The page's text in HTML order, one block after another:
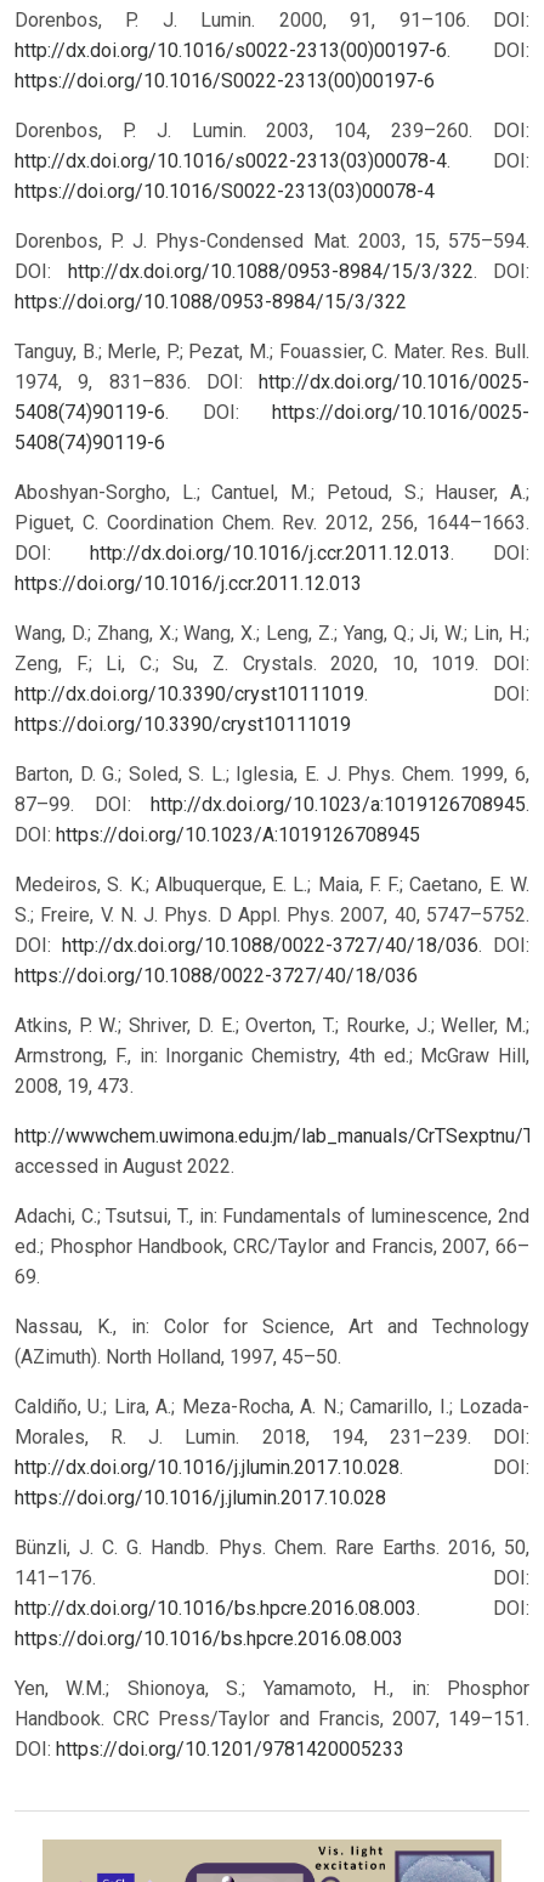
Dorenbos, P. J. Lumin. 2000, 91, 91–106. DOI:
http://dx.doi.org/10.1016/s0022-2313(00)00197-6. DOI:
https://doi.org/10.1016/S0022-2313(00)00197-6
Dorenbos, P. J. Lumin. 2003, 104, 239–260. DOI:
http://dx.doi.org/10.1016/s0022-2313(03)00078-4. DOI:
https://doi.org/10.1016/S0022-2313(03)00078-4
Dorenbos, P. J. Phys-Condensed Mat. 2003, 15, 575–594.
DOI: http://dx.doi.org/10.1088/0953-8984/15/3/322. DOI:
https://doi.org/10.1088/0953-8984/15/3/322
Tanguy, B.; Merle, P.; Pezat, M.; Fouassier, C. Mater. Res. Bull.
1974, 9, 831–836. DOI: http://dx.doi.org/10.1016/0025-
5408(74)90119-6. DOI: https://doi.org/10.1016/0025-
5408(74)90119-6
Aboshyan-Sorgho, L.; Cantuel, M.; Petoud, S.; Hauser, A.;
Piguet, C. Coordination Chem. Rev. 2012, 256, 1644–1663.
DOI: http://dx.doi.org/10.1016/j.ccr.2011.12.013. DOI:
https://doi.org/10.1016/j.ccr.2011.12.013
Wang, D.; Zhang, X.; Wang, X.; Leng, Z.; Yang, Q.; Ji, W.; Lin, H.;
Zeng, F.; Li, C.; Su, Z. Crystals. 2020, 10, 1019. DOI:
http://dx.doi.org/10.3390/cryst10111019. DOI:
https://doi.org/10.3390/cryst10111019
Barton, D. G.; Soled, S. L.; Iglesia, E. J. Phys. Chem. 1999, 6,
87–99. DOI: http://dx.doi.org/10.1023/a:1019126708945.
DOI: https://doi.org/10.1023/A:1019126708945
Medeiros, S. K.; Albuquerque, E. L.; Maia, F. F.; Caetano, E. W.
S.; Freire, V. N. J. Phys. D Appl. Phys. 2007, 40, 5747–5752.
DOI: http://dx.doi.org/10.1088/0022-3727/40/18/036. DOI:
https://doi.org/10.1088/0022-3727/40/18/036
Atkins, P. W.; Shriver, D. E.; Overton, T.; Rourke, J.; Weller, M.;
Armstrong, F., in: Inorganic Chemistry, 4th ed.; McGraw Hill,
2008, 19, 473.
http://wwwchem.uwimona.edu.jm/lab_manuals/CrTSexptnu/
accessed in August 2022.
Adachi, C.; Tsutsui, T., in: Fundamentals of luminescence, 2nd
ed.; Phosphor Handbook, CRC/Taylor and Francis, 2007, 66–
69.
Nassau, K., in: Color for Science, Art and Technology
(AZimuth). North Holland, 1997, 45–50.
Caldiño, U.; Lira, A.; Meza-Rocha, A. N.; Camarillo, I.; Lozada-
Morales, R. J. Lumin. 2018, 194, 231–239. DOI:
http://dx.doi.org/10.1016/j.jlumin.2017.10.028. DOI:
https://doi.org/10.1016/j.jlumin.2017.10.028
Bünzli, J. C. G. Handb. Phys. Chem. Rare Earths. 2016, 50,
141–176. DOI:
http://dx.doi.org/10.1016/bs.hpcre.2016.08.003. DOI:
https://doi.org/10.1016/bs.hpcre.2016.08.003
Yen, W.M.; Shionoya, S.; Yamamoto, H., in: Phosphor
Handbook. CRC Press/Taylor and Francis, 2007, 149–151.
DOI: https://doi.org/10.1201/9781420005233